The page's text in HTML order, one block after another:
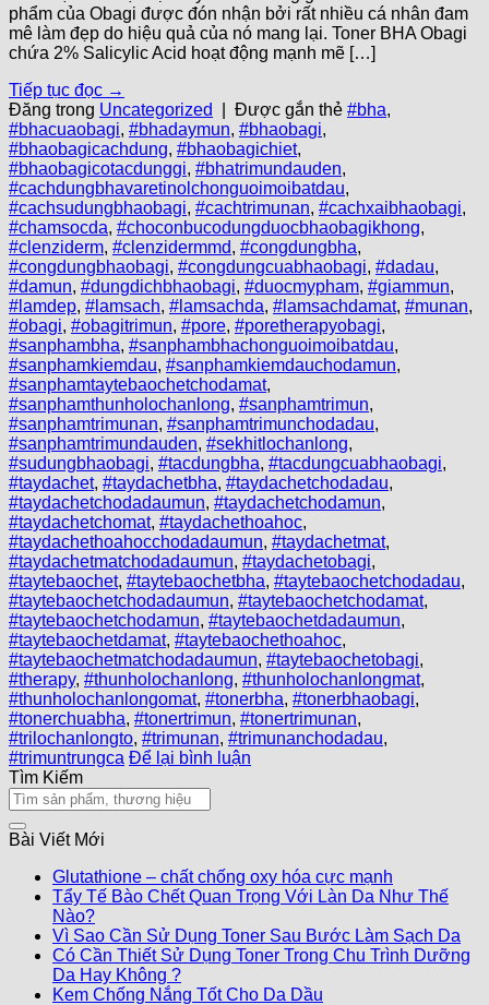
phẩm của Obagi được đón nhận bởi rất nhiều cá nhân đam
mê làm đẹp do hiệu quả của nó mang lại. Toner BHA Obagi
chứa 2% Salicylic Acid hoạt động mạnh mẽ […]
Tiếp tục đọc →
Đăng trong Uncategorized Được gắn thẻ #bha,
#bhacuaobagi, #bhadaymun, #bhaobagi,
#bhaobagicachdung, #bhaobagichiet,
#bhaobagicotacdunggi, #bhatrimundauden,
#cachdungbhavaretinolchonguoimoibatdau,
#cachsudungbhaobagi, #cachtrimunan, #cachxaibhaobagi,
#chamsocda, #choconbucodungduocbhaobagikhong,
#clenziderm, #clenzidermmd, #congdungbha,
#congdungbhaobagi, #congdungcuabhaobagi, #dadau,
#damun, #dungdichbhaobagi, #duocmypham, #giammun,
#lamdep, #lamsach, #lamsachda, #lamsachdamat, #munan,
#obagi, #obagitrimun, #pore, #poretherapyobagi,
#sanphambha, #sanphambhachonguoimoibatdau,
#sanphamkiemdau, #sanphamkiemdauchodamun,
#sanphamtaytebaochetchodamat,
#sanphamthunholochanlong, #sanphamtrimun,
#sanphamtrimunan, #sanphamtrimunchodadau,
#sanphamtrimundauden, #sekhitlochanlong,
#sudungbhaobagi, #tacdungbha, #tacdungcuabhaobagi,
#taydachet, #taydachetbha, #taydachetchodadau,
#taydachetchodadaumun, #taydachetchodamun,
#taydachetchomat, #taydachethoahoc,
#taydachethoahocchodadaumun, #taydachetmat,
#taydachetmatchodadaumun, #taydachetobagi,
#taytebaochet, #taytebaochetbha, #taytebaochetchodadau,
#taytebaochetchodadaumun, #taytebaochetchodamat,
#taytebaochetchodamun, #taytebaochetdadaumun,
#taytebaochetdamat, #taytebaochethoahoc,
#taytebaochetmatchodadaumun, #taytebaochetobagi,
#therapy, #thunholochanlong, #thunholochanlongmat,
#thunholochanlongomat, #tonerbha, #tonerbhaobagi,
#tonerchuabha, #tonertrimun, #tonertrimunan,
#trilochanlongto, #trimunan, #trimunanchodadau,
#trimuntrungca Để lại bình luận
Tìm Kiếm
Bài Viết Mới
Glutathione – chất chống oxy hóa cực mạnh
Tẩy Tế Bào Chết Quan Trọng Với Làn Da Như Thế
Nào?
Vì Sao Cần Sử Dụng Toner Sau Bước Làm Sạch Da
Có Cần Thiết Sử Dụng Toner Trong Chu Trình Dưỡng
Da Hay Không ?
Kem Chống Nắng Tốt Cho Da Dầu